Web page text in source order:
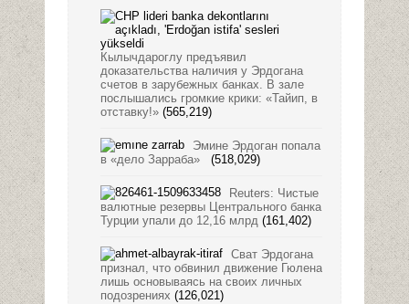
Кылычдароглу предъявил
доказательства наличия у Эрдогана
счетов в зарубежных банках. В зале
послышались громкие крики: «Тайип, в
отставку!» (565,219)
Эмине Эрдоган попала
в «дело Зарраба»
(518,029)
Reuters: Чистые
валютные резервы Центрального банка
Турции упали до 12,16 млрд (161,402)
Сват Эрдогана
признал, что обвинил движение Гюлена
лишь основываясь на своих личных
подозрениях (126,021)